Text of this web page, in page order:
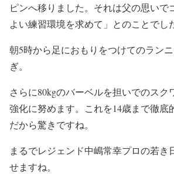
ピンへ移りました。それは父の思いで
よい練習環境を求めて」とのことでし
朝5時から足におもりをつけてのラン
ぎ。
さらに80kgのバーベルを担いでのスク
強化に努めます。これを14歳まで徹底
だから驚きですね。
まるでレジェンド中嶋常幸プロの若き
せますね。